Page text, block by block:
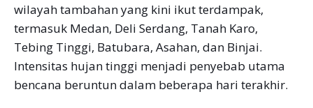
wilayah tambahan yang kini ikut terdampak,
termasuk Medan, Deli Serdang, Tanah Karo,
Tebing Tinggi, Batubara, Asahan, dan Binjai.
Intensitas hujan tinggi menjadi penyebab utama
bencana beruntun dalam beberapa hari terakhir.